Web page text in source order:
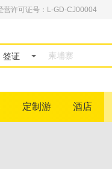
营许可证号：L-GD-CJ00004
签证
定制游 酒店